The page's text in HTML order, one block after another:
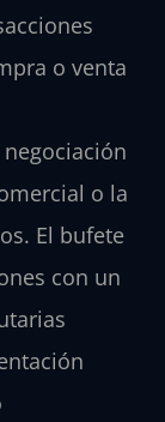
o venta
o la
El bufete
con un